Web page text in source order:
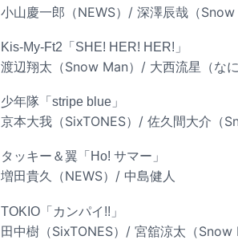
小山慶一郎（NEWS）/ 深澤辰哉（
Kis-My-Ft2「SHE! HER! HER!」
渡辺翔太（Snow Man）/ 大西流星（な
少年隊「stripe blue」
京本大我（SixTONES）/ 佐久間大介（
タッキー＆翼「Ho! サマー」
増田貴久（NEWS）/ 中島健人
TOKIO「カンパイ!!」
田中樹（SixTONES）/ 宮舘涼太（